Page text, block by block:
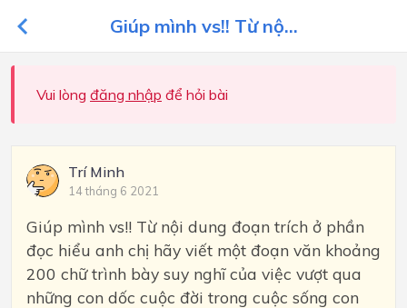
Giúp mình vs!! Từ nộ...
Vui lòng đăng nhập để hỏi bài
Trí Minh
14 tháng 6 2021
Giúp mình vs!! Từ nội dung đoạn trích ở phần
đọc hiểu anh chị hãy viết một đoạn văn khoảng
200 chữ trình bày suy nghĩ của việc vượt qua
những con dốc cuộc đời trong cuộc sống con